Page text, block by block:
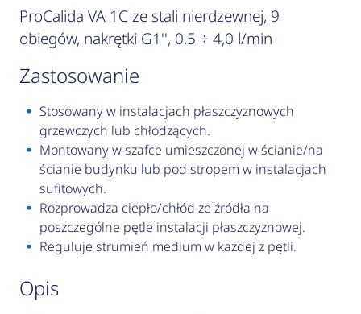
ProCalida VA 1C ze stali nierdzewnej, 9
obiegów, nakrętki G1'', 0,5 ÷ 4,0 l/min
zastosowanie
Stosowany w instalacjach płaszczyznowych
grzewczych lub chłodzących.
Montowany w szafce umieszczonej w ścianie/na
ścianie budynku lub pod stropem w instalacjach
sufitowych.
Rozprowadza ciepło/chłód ze źródła na
poszczególne pętle instalacji płaszczyznowej.
Reguluje strumień medium w każdej z pętli.
opis